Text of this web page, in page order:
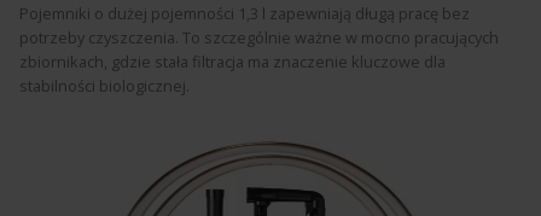
Pojemniki o dużej pojemności 1,3 l zapewniają długą pracę bez
potrzeby czyszczenia. To szczególnie ważne w mocno pracujących
zbiornikach, gdzie stała filtracja ma znaczenie kluczowe dla
stabilności biologicznej.